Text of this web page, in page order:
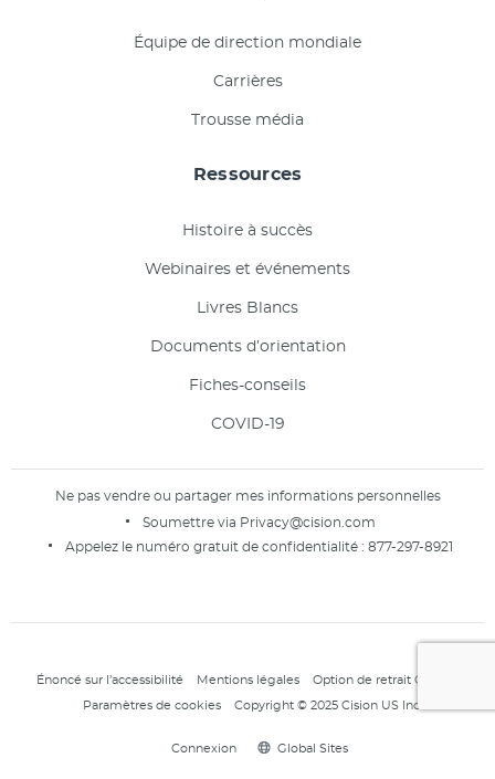
Équipe de direction mondiale
Carrières
Trousse média
Ressources
Histoire à succès
Webinaires et événements
Livres Blancs
Documents d’orientation
Fiches-conseils
COVID-19
Ne pas vendre ou partager mes informations personnelles
Soumettre via Privacy@cision.com
Appelez le numéro gratuit de confidentialité : 877-297-8921
Énoncé sur l’accessibilité Mentions légales Option de retrait Cision ID
Paramètres de cookies Copyright © 2025 Cision US Inc.
Connexion Global Sites